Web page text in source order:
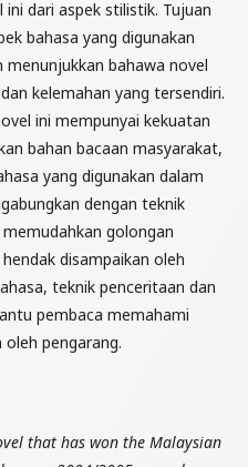
dari aspek stilistik. Tujuan
bahasa yang digunakan
bahawa novel
kelemahan yang tersendiri.
ini mempunyai kekuatan
bahan bacaan masyarakat,
yang digunakan dalam
dengan teknik
golongan
disampaikan oleh
teknik penceritaan dan
pembaca memahami
pengarang.
that has won the Malaysian